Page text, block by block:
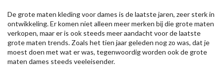
De grote maten kleding voor dames is de laatste jaren, zeer sterk in
ontwikkeling. Er komen niet alleen meer merken bij die grote maten
verkopen, maar er is ook steeds meer aandacht voor de laatste
grote maten trends. Zoals het tien jaar geleden nog zo was, dat je
moest doen met wat er was, tegenwoordig worden ook de grote
maten dames steeds veeleisender.